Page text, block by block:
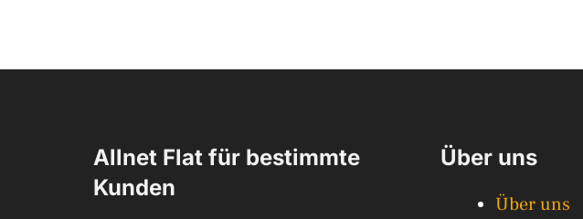
Allnet Flat für bestimmte
Kunden
Über uns
Über uns